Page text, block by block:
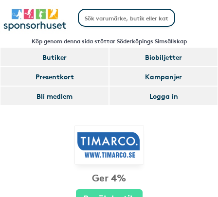
Köp genom denna sida stöttar Söderköpings Simsällskap
Butiker
Biobiljetter
Presentkort
Kampanjer
Bli medlem
Logga in
Ger 4%